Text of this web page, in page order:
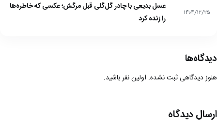
۱۴۰۴/۱۲/۲۵
عسل بدیعی با چادر گل‌گلی قبل مرگش؛ عکسی که خاطره‌ها
را زنده کرد
دیدگاه‌ها
هنوز دیدگاهی ثبت نشده. اولین نفر باشید.
ارسال دیدگاه